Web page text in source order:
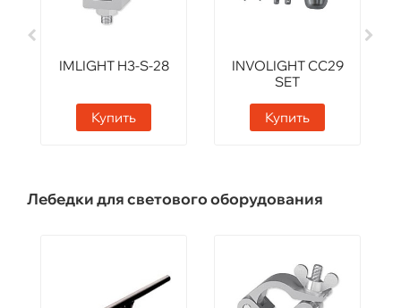
IMLIGHT H3-S-28
Купить
INVOLIGHT CC29
SET
Купить
Лебедки для светового оборудования